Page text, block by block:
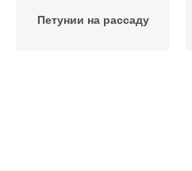
Петунии на рассаду